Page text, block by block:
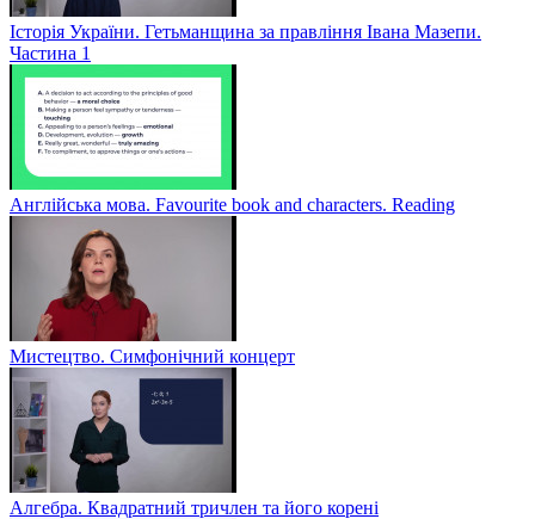
Історія України. Гетьманщина за правління Івана Мазепи.
Частина 1
Англійська мова. Favourite book and characters. Reading
Мистецтво. Симфонічний концерт
Алгебра. Квадратний тричлен та його корені